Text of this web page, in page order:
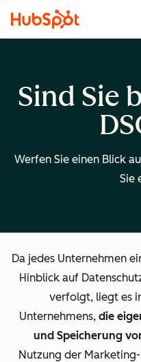
Sind Sie
Werfen Sie einen Blick
Sie
Da jedes Unternehmen
Hinblick auf
verfolgt, liegt es
Unternehmens, die
und Speicherung
Nutzung der